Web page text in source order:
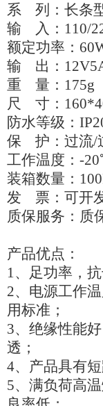
系 列：长条
输 入：110/
额定功率：
输 出：
重 量：175g
尺 寸：
防水等级：
保 护： 过流/
工作温度：-
装箱数量：
发 票：可开
质保服务：质
产品优点：
1、足功率，
2、电源工作
用标准；
3、绝缘性能
透；
4、产品具有
5、满负荷高